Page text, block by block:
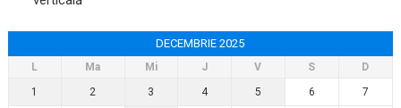
DECEMBRIE 2025
L Ma Mi J V S
D
1
2 3 4 5 6 7